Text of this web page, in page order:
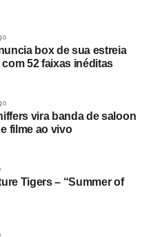
marcou o reencontro da
de Hoobastank e
vivo durante o Vans
D.C.
box de sua estreia
com 52 faixas inéditas
vira banda de saloon
filme ao vivo
Tigers – “Summer of